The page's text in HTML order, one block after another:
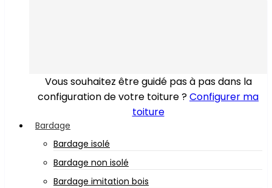
Vous souhaitez être guidé pas à pas dans la
configuration de votre toiture ?Configurer ma
toiture
Bardage
Bardage isolé
Bardage non isolé
Bardage imitation bois